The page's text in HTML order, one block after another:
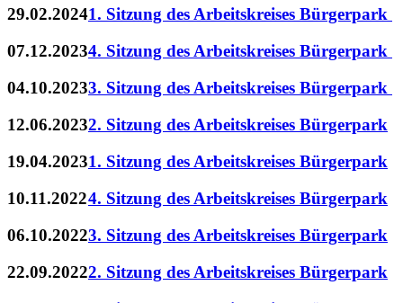
29.02.20241. Sitzung des Arbeitskreises Bürgerpark
07.12.20234. Sitzung des Arbeitskreises Bürgerpark
04.10.20233. Sitzung des Arbeitskreises Bürgerpark
12.06.20232. Sitzung des Arbeitskreises Bürgerpark
19.04.20231. Sitzung des Arbeitskreises Bürgerpark
10.11.20224. Sitzung des Arbeitskreises Bürgerpark
06.10.20223. Sitzung des Arbeitskreises Bürgerpark
22.09.20222. Sitzung des Arbeitskreises Bürgerpark